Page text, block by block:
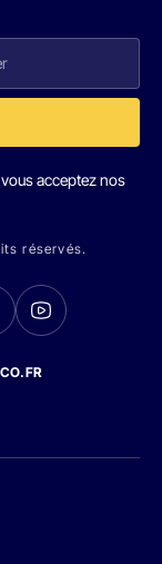
acceptez nos
réservés.